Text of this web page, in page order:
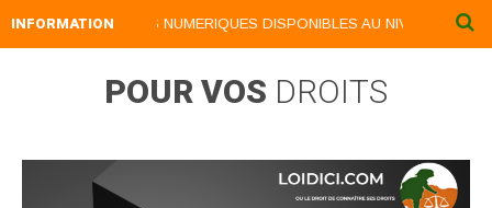
INFORMATIONNOS LIVRES NUMERIQUES DISPONIBLES AU NIVEAU DU
POUR VOS DROITS